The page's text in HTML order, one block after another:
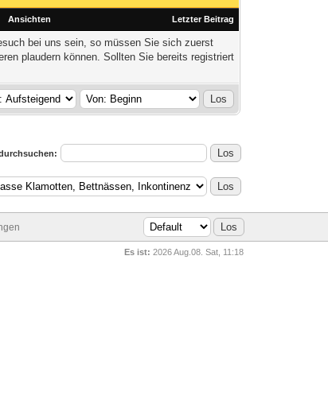
Ansichten Letzter Beitrag
bei uns sein, so müssen Sie sich zuerst
plaudern können. Sollten Sie bereits registriert
Es ist: 2026 Aug.08. Sat, 11:18